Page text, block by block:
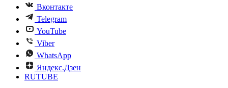
Вконтакте
Telegram
YouTube
Viber
WhatsApp
Яндекс.Дзен
RUTUBE